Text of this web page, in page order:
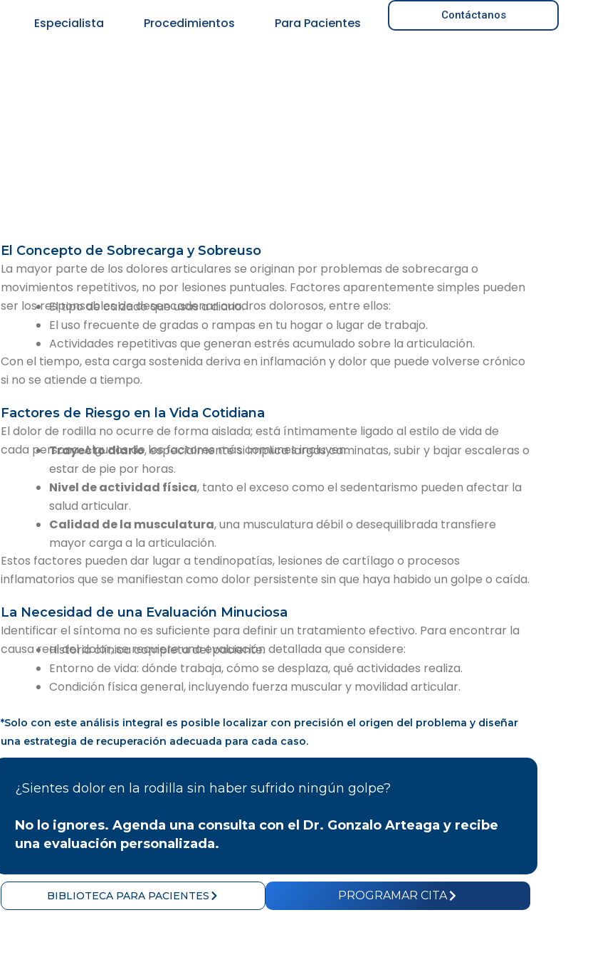
Especialista Procedimientos Para Pacientes Contáctanos
El Concepto de Sobrecarga y Sobreuso
La mayor parte de los dolores articulares se originan por problemas de sobrecarga o
movimientos repetitivos, no por lesiones puntuales. Factores aparentemente simples pueden
ser los responsables de desencadenar cuadros dolorosos, entre ellos:
El tipo de calzado que usas a diario.
El uso frecuente de gradas o rampas en tu hogar o lugar de trabajo.
Actividades repetitivas que generan estrés acumulado sobre la articulación.
Con el tiempo, esta carga sostenida deriva en inflamación y dolor que puede volverse crónico
si no se atiende a tiempo.
Factores de Riesgo en la Vida Cotidiana
El dolor de rodilla no ocurre de forma aislada; está íntimamente ligado al estilo de vida de
cada persona. Algunos de los factores más comunes incluyen:
Trayecto diario, especialmente si implica largas caminatas, subir y bajar escaleras o
estar de pie por horas.
Nivel de actividad física, tanto el exceso como el sedentarismo pueden afectar la
salud articular.
Calidad de la musculatura, una musculatura débil o desequilibrada transfiere
mayor carga a la articulación.
Estos factores pueden dar lugar a tendinopatías, lesiones de cartílago o procesos
inflamatorios que se manifiestan como dolor persistente sin que haya habido un golpe o caída.
La Necesidad de una Evaluación Minuciosa
Identificar el síntoma no es suficiente para definir un tratamiento efectivo. Para encontrar la
causa real del dolor, se requiere una evaluación detallada que considere:
Historia clínica completa del paciente.
Entorno de vida: dónde trabaja, cómo se desplaza, qué actividades realiza.
Condición física general, incluyendo fuerza muscular y movilidad articular.
*Solo con este análisis integral es posible localizar con precisión el origen del problema y diseñar
una estrategia de recuperación adecuada para cada caso.
¿Sientes dolor en la rodilla sin haber sufrido ningún golpe?
No lo ignores. Agenda una consulta con el Dr. Gonzalo Arteaga y recibe
una evaluación personalizada.
BIBLIOTECA PARA PACIENTES PROGRAMAR CITA